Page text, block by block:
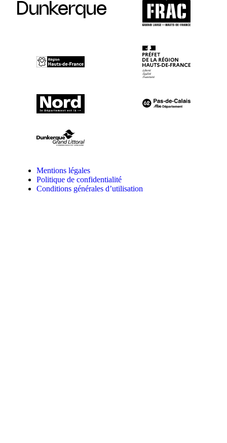
Dunkerque
Mentions légales
Politique de confidentialité
Conditions générales d’utilisation